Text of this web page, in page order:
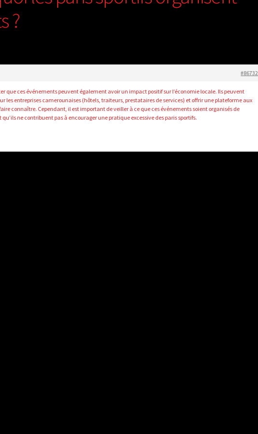
?
#86732
que ces événements peuvent également avoir un impact positif sur l’économie locale. Ils peuvent
les entreprises camerounaises (hôtels, traiteurs, prestataires de services) et offrir une plateforme aux
connaître. Cependant, il est important de veiller à ce que ces événements soient organisés de
ne contribuent pas à encourager une pratique excessive des paris sportifs.